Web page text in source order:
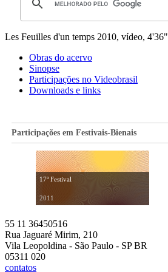
Les Feuilles d'un temps 2010, vídeo, 4'36"
Obras do acervo
Sinopse
Participações no Videobrasil
Downloads e links
Participações em Festivais-Bienais
17º Festival
2011
55 11 36450516
Rua Jaguaré Mirim, 210
Vila Leopoldina - São Paulo - SP BR
05311 020
contatos